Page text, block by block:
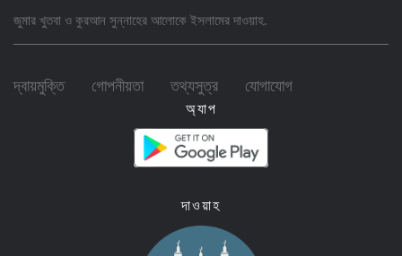
জুমার খুতবা ও কুরআন সুন্নাহের আলোকে ইসলামের দাওয়াহ.
দ্বায়মুক্তি গোপনীয়তা তথ্যসুত্র যোগাযোগ
অ্যাপ
দাওয়াহ